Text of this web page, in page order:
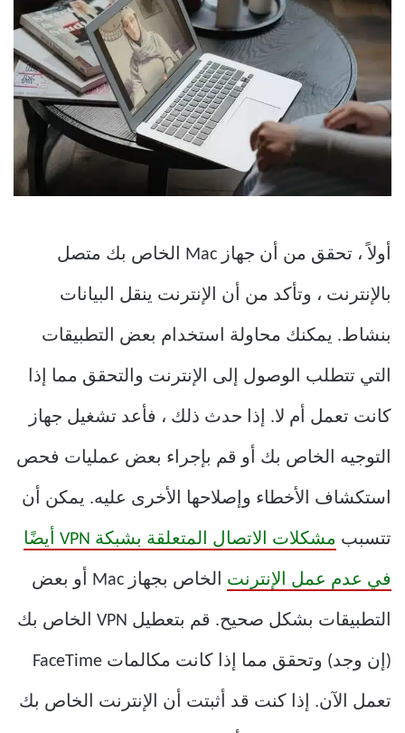
أولاً ، تحقق من أن جهاز Mac الخاص بك متصل
بالإنترنت ، وتأكد من أن الإنترنت ينقل البيانات
بنشاط. يمكنك محاولة استخدام بعض التطبيقات
التي تتطلب الوصول إلى الإنترنت والتحقق مما إذا
كانت تعمل أم لا. إذا حدث ذلك ، فأعد تشغيل جهاز
التوجيه الخاص بك أو قم بإجراء بعض عمليات فحص
استكشاف الأخطاء وإصلاحها الأخرى عليه. يمكن أن
تتسبب مشكلات الاتصال المتعلقة بشبكة VPN أيضًا
في عدم عمل الإنترنت الخاص بجهاز Mac أو بعض
التطبيقات بشكل صحيح. قم بتعطيل VPN الخاص بك
(إن وجد) وتحقق مما إذا كانت مكالمات FaceTime
تعمل الآن. إذا كنت قد أثبتت أن الإنترنت الخاص بك